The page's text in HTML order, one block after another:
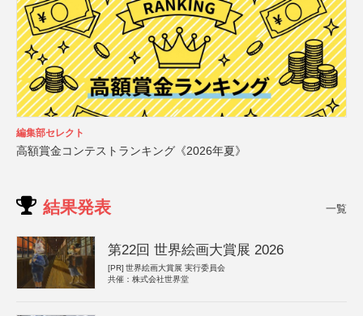
編集部セレクト
高額賞金コンテストランキング《2026年夏》
結果発表 一覧
第22回 世界絵画大賞展 2026
[PR] 世界絵画大賞展 実行委員会
共催：株式会社世界堂